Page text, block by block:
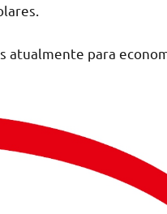
atualmente para